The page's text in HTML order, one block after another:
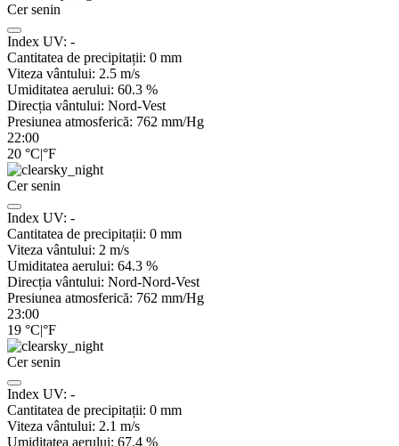
Cer senin
Index UV: -
Cantitatea de precipitații: 0 mm
Viteza vântului: 2.5 m/s
Umiditatea aerului: 60.3 %
Direcția vântului: Nord-Vest
Presiunea atmosferică: 762 mm/Hg
22:00
20 °C|°F
Cer senin
Index UV: -
Cantitatea de precipitații: 0 mm
Viteza vântului: 2 m/s
Umiditatea aerului: 64.3 %
Direcția vântului: Nord-Nord-Vest
Presiunea atmosferică: 762 mm/Hg
23:00
19 °C|°F
Cer senin
Index UV: -
Cantitatea de precipitații: 0 mm
Viteza vântului: 2.1 m/s
Umiditatea aerului: 67.4 %